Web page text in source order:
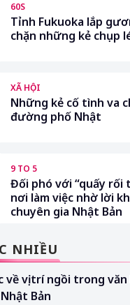
60S
Tỉnh Fukuoka lắp
chặn những kẻ chụp
XÃ HỘI
Những kẻ cố tình va
đường phố Nhật
9 TO 5
Đối phó với “quấy rối
nơi làm việc nhờ lời
chuyên gia Nhật Bản
NHIỀU
về vị trí ngồi trong văn
Bản